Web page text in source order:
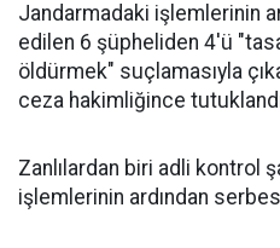
Jandarmadaki işlemlerinin
edilen 6 şüpheliden 4'ü
öldürmek" suçlamasıyla
ceza hakimliğince
Zanlılardan biri adli kontrol
işlemlerinin ardından serbest